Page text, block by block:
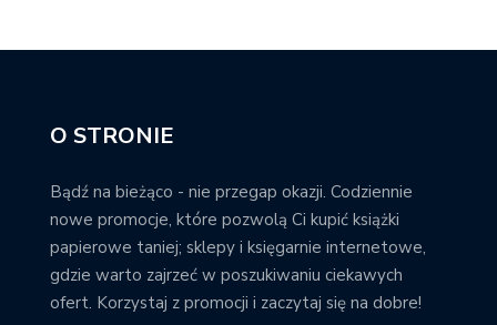
O STRONIE
Bądź na bieżąco - nie przegap okazji. Codziennie
nowe promocje, które pozwolą Ci kupić książki
papierowe taniej; sklepy i księgarnie internetowe,
gdzie warto zajrzeć w poszukiwaniu ciekawych
ofert. Korzystaj z promocji i zaczytaj się na dobre!